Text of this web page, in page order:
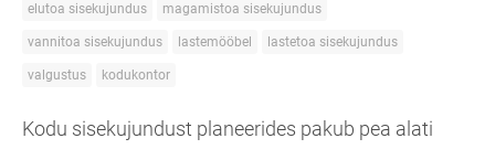
elutoa sisekujundus magamistoa sisekujundus
vannitoa sisekujundus lastemööbel lastetoa sisekujundus
valgustus kodukontor
Kodu sisekujundust planeerides pakub pea alati